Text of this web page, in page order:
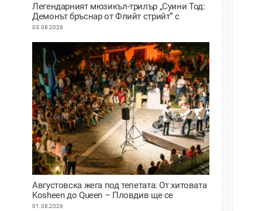
Легендарният мюзикъл-трилър „Суини Тод:
Демонът бръснар от Флийт стрийт“ с
премиера на сцената на Античния театър в
03.08.2026
Августовска жега под тепетата: От хитовата
Kosheen до Queen – Пловдив ще се
забавлява
01.08.2026